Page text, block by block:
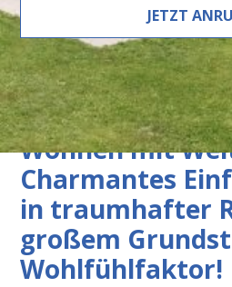
Beschreibung
Wohnen mit
Charmantes
in traumhafter
großem
Wohlfühlfaktor!
JETZT